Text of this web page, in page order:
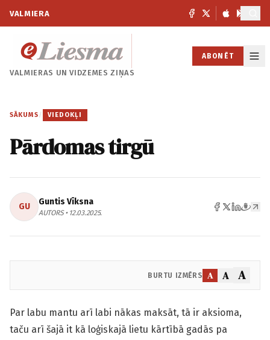
VALMIERA
VALMIERAS UNVIDZEMES ZIŅAS
ABONĒT
SĀKUMS / VIEDOKĻI
Pārdomas tirgū
GU Guntis Vīksna
AUTORS • 12.03.2025.
BURTU IZMĒRS A A A
Par labu mantu arī labi nākas maksāt, tā ir aksioma,
taču arī šajā it kā loģiskajā lietu kārtībā gadās pa